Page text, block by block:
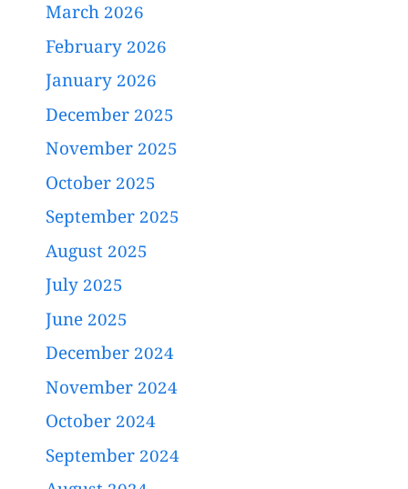
March 2026
February 2026
January 2026
December 2025
November 2025
October 2025
September 2025
August 2025
July 2025
June 2025
December 2024
November 2024
October 2024
September 2024